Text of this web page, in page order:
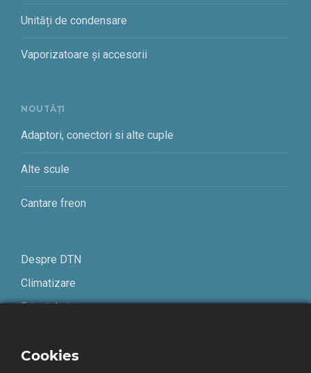
Unități de condensare
Vaporizatoare și accesorii
NOUTĂȚI
Adaptori, conectori si alte cuple
Alte scule
Cantare freon
Despre DTN
Climatizare
Frigotehnie
Cookies